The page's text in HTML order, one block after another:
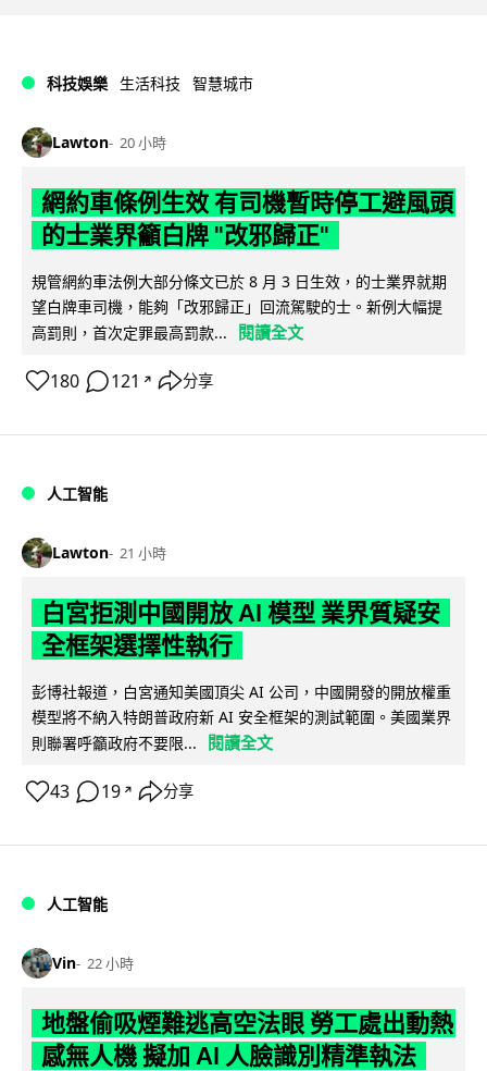
科技娛樂 生活科技 智慧城市
Lawton 20 小時
網約車條例生效 有司機暫時停工避風頭
的士業界籲白牌 "改邪歸正"
規管網約車法例大部分條文已於 8 月 3 日生效，的士業界就期
望白牌車司機，能夠「改邪歸正」回流駕駛的士。新例大幅提
高罰則，首次定罪最高罰款...
閱讀全文
180 121 ↗ 分享
人工智能
Lawton 21 小時
白宮拒測中國開放 AI 模型 業界質疑安
全框架選擇性執行
彭博社報道，白宮通知美國頂尖 AI 公司，中國開發的開放權重
模型將不納入特朗普政府新 AI 安全框架的測試範圍。美國業界
則聯署呼籲政府不要限...
閱讀全文
43 19 ↗ 分享
人工智能
Vin 22 小時
地盤偷吸煙難逃高空法眼 勞工處出動熱
感無人機 擬加 AI 人臉識別精準執法